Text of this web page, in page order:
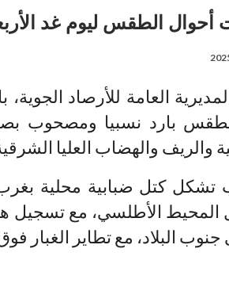
أحوال الطقس ليوم غد
العامة للأرصاد الجوية،
بارد نسبيا ومصحوب
والريف والهضاب العليا
تشكل كتل ضبابية محلية
الأطلسي، مع تسجيل
البلاد، مع تطاير الغبار